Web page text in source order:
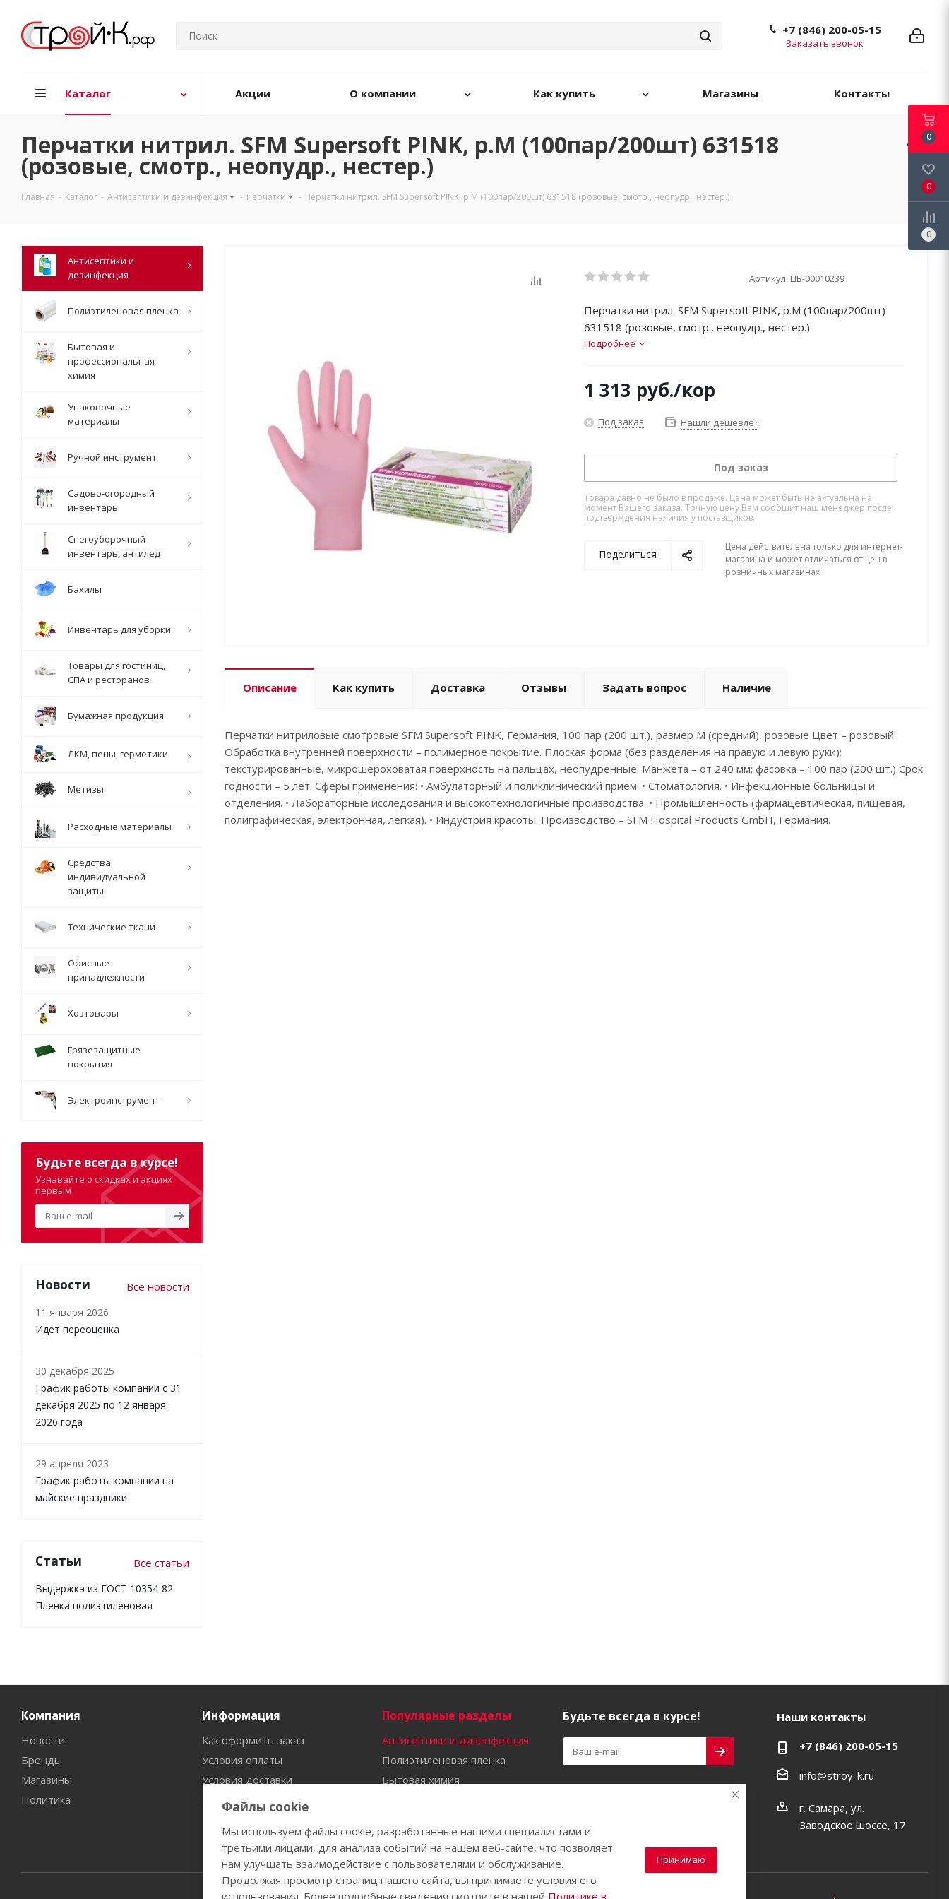
+7 (846) 200-05-15
Заказать звонок
Каталог Акции О компании Как купить Магазины Контакты
Перчатки нитрил. SFM Supersoft PINK, р.M (100пар/200шт) 631518
(розовые, смотр., неопудр., нестер.)
Главная - Каталог - Антисептики и дезинфекция - Перчатки - Перчатки нитрил. SFM Supersoft PINK, р.M (100пар/200шт) 631518 (розовые, смотр., неопудр., нестер.)
Артикул: ЦБ-00010239
Перчатки нитрил. SFM Supersoft PINK, р.M (100пар/200шт)
631518 (розовые, смотр., неопудр., нестер.)
Подробнее
1 313 руб./кор
Под заказ Нашли дешевле?
Под заказ
Товара давно не было в продаже. Цена может быть не актуальна на
момент Вашего заказа. Точную цену Вам сообщит наш менеджер после
подтверждения наличия у поставщиков.
Поделиться
Цена действительна только для интернет-
магазина и может отличаться от цен в
розничных магазинах
Описание Как купить Доставка Отзывы Задать вопрос Наличие
Перчатки нитриловые смотровые SFM Supersoft PINK, Германия, 100 пар (200 шт.), размер M (средний), розовые Цвет – розовый.
Обработка внутренней поверхности – полимерное покрытие. Плоская форма (без разделения на правую и левую руки);
текстурированные, микрошероховатая поверхность на пальцах, неопудренные. Манжета – от 240 мм; фасовка – 100 пар (200 шт.) Срок
годности – 5 лет. Сферы применения: • Амбулаторный и поликлинический прием. • Стоматология. • Инфекционные больницы и
отделения. • Лабораторные исследования и высокотехнологичные производства. • Промышленность (фармацевтическая, пищевая,
полиграфическая, электронная, легкая). • Индустрия красоты. Производство – SFM Hospital Products GmbH, Германия.
Антисептики и
дезинфекция
Полиэтиленовая пленка
Бытовая и
профессиональная
химия
Упаковочные
материалы
Ручной инструмент
Садово-огородный
инвентарь
Снегоуборочный
инвентарь, антилед
Бахилы
Инвентарь для уборки
Товары для гостиниц,
СПА и ресторанов
Бумажная продукция
ЛКМ, пены, герметики
Метизы
Расходные материалы
Средства
индивидуальной
защиты
Технические ткани
Офисные
принадлежности
Хозтовары
Грязезащитные
покрытия
Электроинструмент
Будьте всегда в курсе!
Узнавайте о скидках и акциях
первым
Новости Все новости
11 января 2026
Идет переоценка
30 декабря 2025
График работы компании с 31
декабря 2025 по 12 января
2026 года
29 апреля 2023
График работы компании на
майские праздники
Статьи Все статьи
Выдержка из ГОСТ 10354-82
Пленка полиэтиленовая
Компания
Новости
Бренды
Магазины
Политика
Информация
Как оформить заказ
Условия оплаты
Условия доставки
Гарантия на товар
Популярные разделы
Антисептики и дизенфекция
Полиэтиленовая пленка
Бытовая химия
Бахилы
Будьте всегда в курсе! Наши контакты
+7 (846) 200-05-15
info@stroy-k.ru
г. Самара, ул.
Заводское шоссе, 17
0
0
0
Файлы cookie
Мы используем файлы cookie, разработанные нашими специалистами и
третьими лицами, для анализа событий на нашем веб-сайте, что позволяет
нам улучшать взаимодействие с пользователями и обслуживание.
Продолжая просмотр страниц нашего сайта, вы принимаете условия его
использования. Более подробные сведения смотрите в нашей Политике в
Принимаю